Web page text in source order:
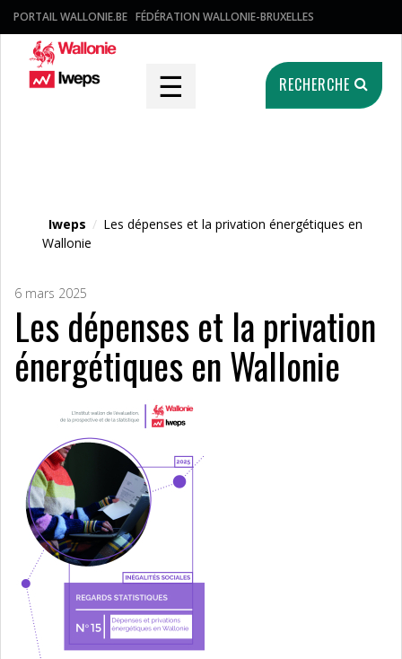
PORTAIL WALLONIE.BE FÉDÉRATION WALLONIE-BRUXELLES
☰ RECHERCHE
Iweps / Les dépenses et la privation énergétiques en
Wallonie
6 mars 2025
Les dépenses et la privation
énergétiques en Wallonie